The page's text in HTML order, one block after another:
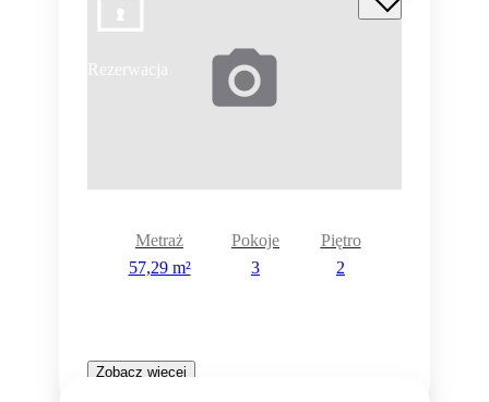
Rezerwacja
Metraż
57,29 m²
Pokoje
3
Piętro
2
Zobacz więcej